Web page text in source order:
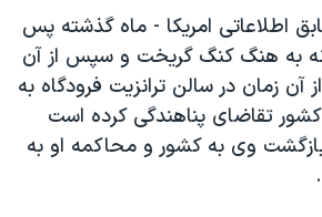
اطلاعاتی امریکا - ماه گذشته پس
به هنگ کنگ گریخت و سپس از آن
زمان در سالن ترانزیت فرودگاه به
تقاضای پناهندگی کرده است
وی به کشور و محاکمه او به